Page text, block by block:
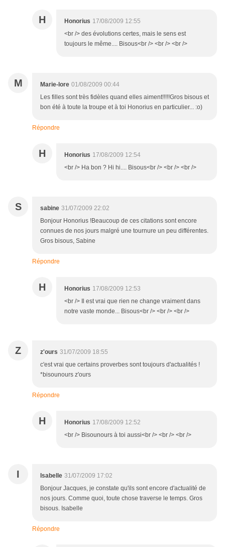
H Honorius 17/08/2009 12:55
<br /> des évolutions certes, mais le sens est
toujours le même.... Bisous<br /> <br /> <br />
M Marie-lore 01/08/2009 00:44
Les filles sont très fidèles quand elles aiment!!!!!Gros bisous et
bon été à toute la troupe et à toi Honorius en particulier... :o)
Répondre
H Honorius 17/08/2009 12:54
<br /> Ha bon ? Hi hi.... Bisous<br /> <br /> <br />
S sabine 31/07/2009 22:02
Bonjour Honorius !Beaucoup de ces citations sont encore
connues de nos jours malgré une tournure un peu différentes.
Gros bisous, Sabine
Répondre
H Honorius 17/08/2009 12:53
<br /> Il est vrai que rien ne change vraiment dans
notre vaste monde... Bisous<br /> <br /> <br />
Z z'ours 31/07/2009 18:55
c'est vrai que certains proverbes sont toujours d'actualités !
*bisounours z'ours
Répondre
H Honorius 17/08/2009 12:52
<br /> Bisounours à toi aussi<br /> <br /> <br />
I Isabelle 31/07/2009 17:02
Bonjour Jacques, je constate qu'ils sont encore d'actualité de
nos jours. Comme quoi, toute chose traverse le temps. Gros
bisous. Isabelle
Répondre